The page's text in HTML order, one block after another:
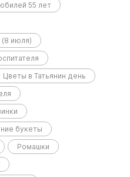
55 лет
июля)
Цветы в Татьянин день
букеты
Ромашки